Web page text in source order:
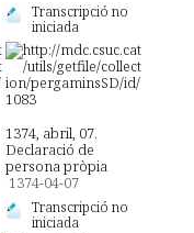
Transcripció no
iniciada
1374, abril, 07.
Declaració de
persona pròpia
1374-04-07
Transcripció no
iniciada